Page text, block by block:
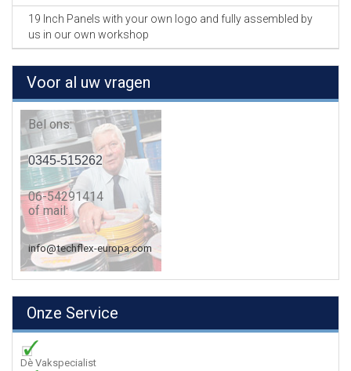
19 Inch Panels with your own logo and fully assembled by
us in our own workshop
Voor al uw vragen
Bel ons:
0345-515262
06-54291414
of mail:
info@techflex-europa.com
Onze Service
Dè Vakspecialist